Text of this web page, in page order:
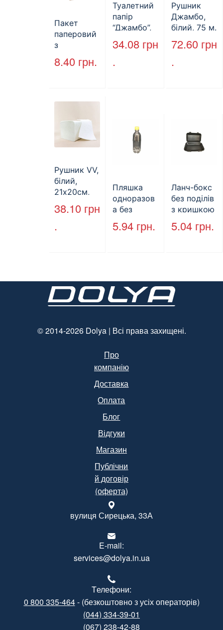
Пакет
паперовий
з
крученими
ручками,
мм*140 мм.
8.40 грн.
Туалетний
папір
“Джамбо”,
130м.
34.08 грн
.
Рушник
Джамбо,
білий, 75 м.
72.60 грн
.
Рушник VV,
білий,
21х20см,
160л.
38.10 грн
.
Пляшка
одноразов
а без
кришки,
ПЕТ, V=500
5.94 грн.
Ланч-бокс
без поділів
з кришкою
HP-10, 240
мм * 155
, чорний,
250 шт. /
Уп.
5.04 грн.
© 2014-2026 Dolya | Всі права захищені.
Про
компанію
Доставка
Оплата
Блог
Відгуки
Магазин
Публічни
й договір
(оферта)
вулиця Сирецька, 33А
E-mail:
services@dolya.in.ua
Tелефони:
0 800 335-464- (безкоштовно з усіх операторів)
(044) 334-39-01
(067) 238-42-88